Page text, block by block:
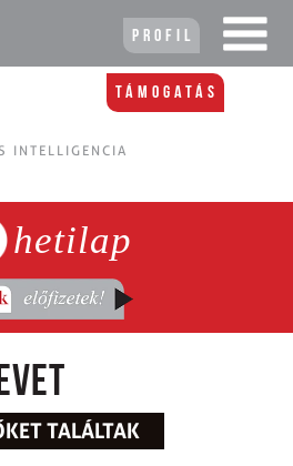
Profil
Támogatás
INTELLIGENCIA
hetilap
TALÁLTAK